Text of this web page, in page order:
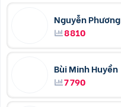
Nguyễn Phương
8810
Bùi Minh Huyền
7790